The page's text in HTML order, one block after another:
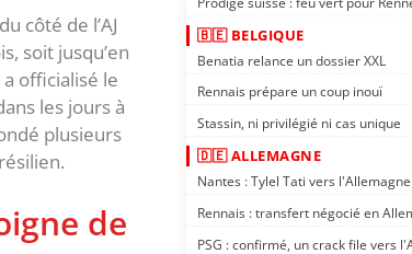
côté de l’AJ
soit jusqu’en
officialisé le
les jours à
plusieurs
de
🇧🇪 BELGIQUE
Benatia relance un dossier XXL
Rennais prépare un coup inouï
Stassin, ni privilégié ni cas unique
🇩🇪 ALLEMAGNE
Nantes : Tylel Tati vers l'Allemagne
Rennais : transfert négocié en
PSG : confirmé, un crack file vers